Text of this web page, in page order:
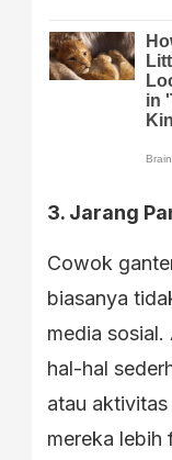
3. Jarang
Cowok
biasanya
media
hal-hal
atau
mereka lebih